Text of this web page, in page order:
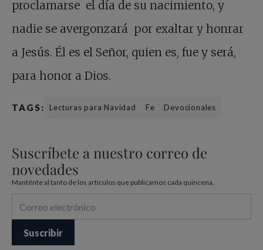
proclamarse el día de su nacimiento, y
nadie se avergonzará por exaltar y honrar
a Jesús. Él es el Señor, quien es, fue y será,
para honor a Dios.
TAGS: Lecturas para Navidad Fe Devocionales
Suscríbete a nuestro correo de
novedades
Manténte al tanto de los artículos que publicamos cada quincena.